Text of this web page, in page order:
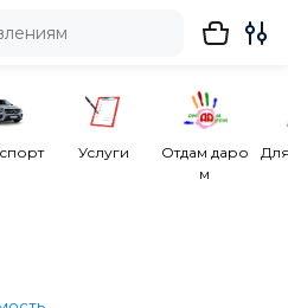
Услуги
Отдам даро
м